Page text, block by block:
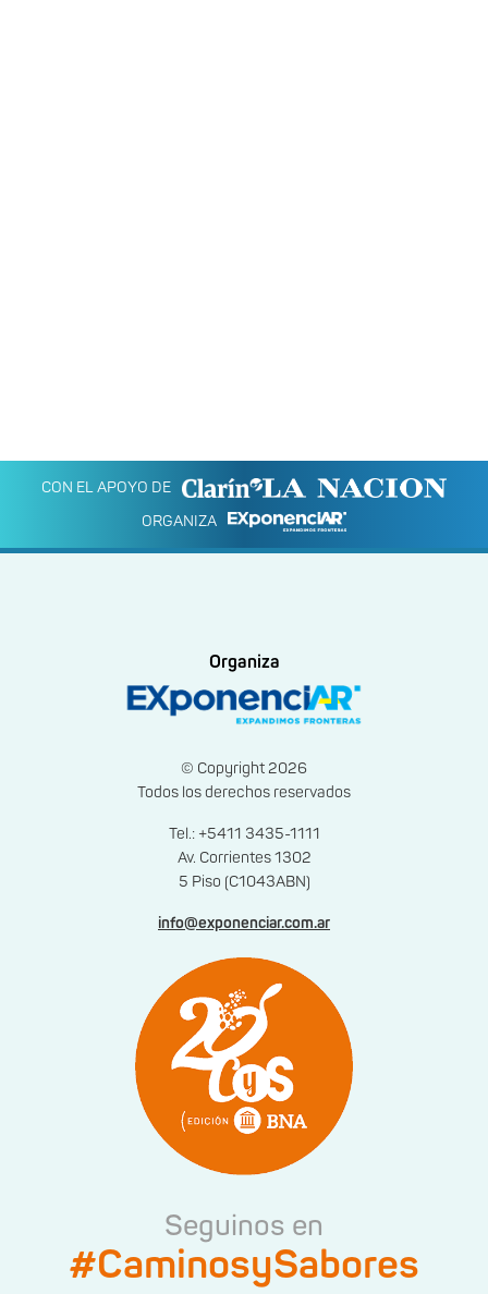
CON EL APOYO DE
ORGANIZA
Organiza
© Copyright 2026
Todos los derechos reservados
Tel.: +5411 3435-1111
Av. Corrientes 1302
5 Piso (C1043ABN)
info@exponenciar.com.ar
Seguinos en
#CaminosySabores